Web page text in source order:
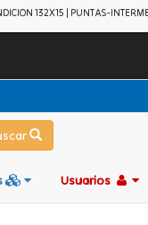
132X15 | PUNTAS-
Usuarios